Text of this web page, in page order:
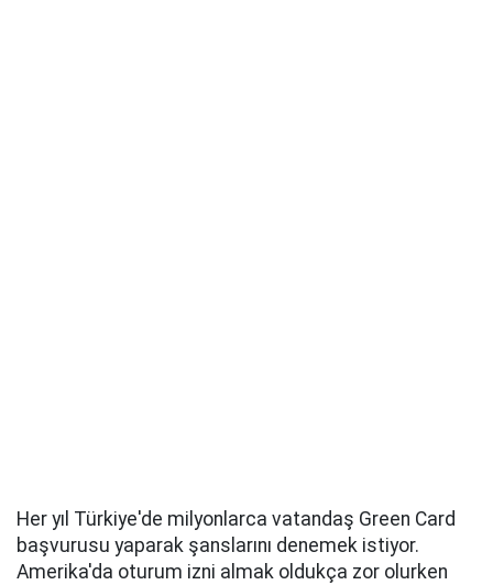
Her yıl Türkiye'de milyonlarca vatandaş Green Card
başvurusu yaparak şanslarını denemek istiyor.
Amerika'da oturum izni almak oldukça zor olurken